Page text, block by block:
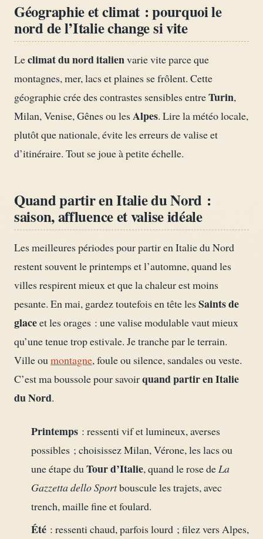
Géographie et climat : pourquoi le
nord de l’Italie change si vite
Leclimat du nord italienvarie vite parce que
montagnes, mer, lacs et plaines se frôlent. Cette
géographie crée des contrastes sensibles entreTurin,
Milan, Venise, Gênes ou lesAlpes. Lire la météo locale,
plutôt que nationale, évite les erreurs de valise et
d’itinéraire. Tout se joue à petite échelle.
Quand partir en Italie du Nord :
saison, affluence et valise idéale
Les meilleures périodes pour partir en Italie du Nord
restent souvent le printemps et l’automne, quand les
villes respirent mieux et que la chaleur est moins
pesante. En mai, gardez toutefois en tête lesSaints de
glaceet les orages : une valise modulable vaut mieux
qu’une tenue trop estivale. Je tranche par le terrain.
Ville oumontagne, foule ou silence, sandales ou veste.
C’est ma boussole pour savoirquand partir en Italie
du Nord.
Printemps: ressenti vif et lumineux, averses
possibles ; choisissez Milan, Vérone, les lacs ou
une étape du Tour d’Italie, quand le rose de La
Gazzetta dello Sportbouscule les trajets, avec
trench, maille fine et foulard.
Été: ressenti chaud, parfois lourd ; filez vers Alpes,